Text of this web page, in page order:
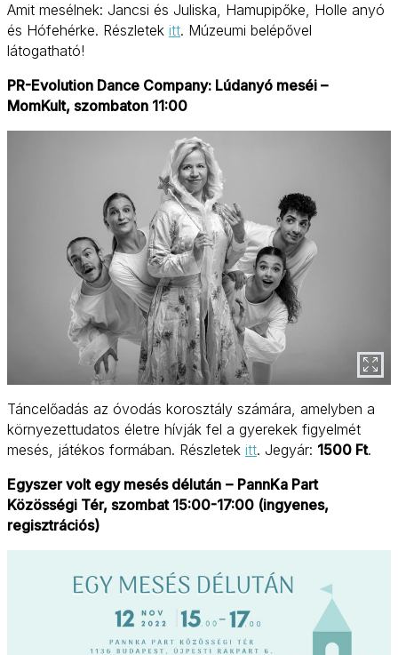
Amit mesélnek: Jancsi és Juliska, Hamupipőke, Holle anyó
és Hófehérke. Részletek itt. Múzeumi belépővel
látogatható!
PR-Evolution Dance Company: Lúdanyó meséi –
MomKult, szombaton 11:00
Táncelőadás az óvodás korosztály számára, amelyben a
környezettudatos életre hívják fel a gyerekek figyelmét
mesés, játékos formában. Részletek itt. Jegyár: 1500 Ft.
Egyszer volt egy mesés délután – PannKa Part
Közösségi Tér, szombat 15:00-17:00 (ingyenes,
regisztrációs)